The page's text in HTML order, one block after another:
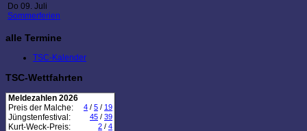
Do 09. Juli
Sommerferien
alle Termine
TSC-Kalender
TSC-Wettfahrten
Meldezahlen 2026
Preis der Malche:
4 / 5 / 19
Jüngstenfestival: 45 / 39
Kurt-Weck-Preis: 2 / 4